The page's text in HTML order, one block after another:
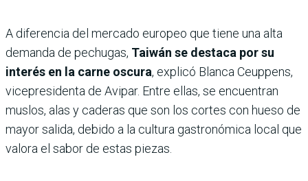
A diferencia del mercado europeo que tiene una alta
demanda de pechugas, Taiwán se destaca por su
interés en la carne oscura, explicó Blanca Ceuppens,
vicepresidenta de Avipar. Entre ellas, se encuentran
muslos, alas y caderas que son los cortes con hueso de
mayor salida, debido a la cultura gastronómica local que
valora el sabor de estas piezas.